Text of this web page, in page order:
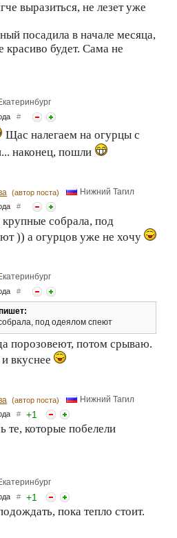
выразиться, не лезет уже
посадила в начале месяца,
красиво будет. Сама не
#
Щас налегаем на огурцы с
наконец, пошли
(автор поста) Нижний Тагил
#
собрала, под
)) а огурцов уже не хочу
#
под одеялом спеют
порозовеют, потом срываю.
вкуснее
(автор поста) Нижний Тагил
# +1
те, которые побелели
# +1
пока тепло стоит.